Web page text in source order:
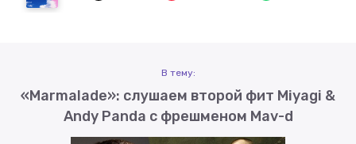
В тему:
«Marmalade»: слушаем второй фит Miyagi &
Andy Panda с фрешменом Mav-d